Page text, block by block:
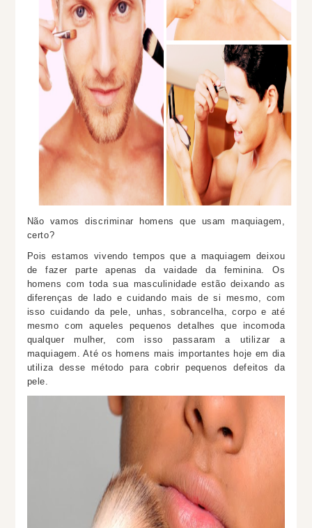
Não vamos discriminar homens que usam maquiagem,
certo?
Pois estamos vivendo tempos que a maquiagem deixou
de fazer parte apenas da vaidade da feminina. Os
homens com toda sua masculinidade estão deixando as
diferenças de lado e cuidando mais de si mesmo, com
isso cuidando da pele, unhas, sobrancelha, corpo e até
mesmo com aqueles pequenos detalhes que incomoda
qualquer mulher, com isso passaram a utilizar a
maquiagem. Até os homens mais importantes hoje em dia
utiliza desse método para cobrir pequenos defeitos da
pele.